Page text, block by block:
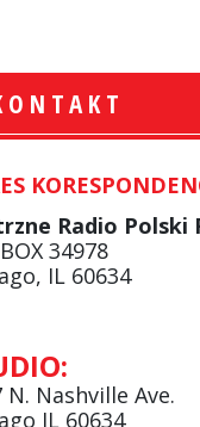
Radio Polski
34978
IL 60634
N. Nashville Ave.
IL 60634